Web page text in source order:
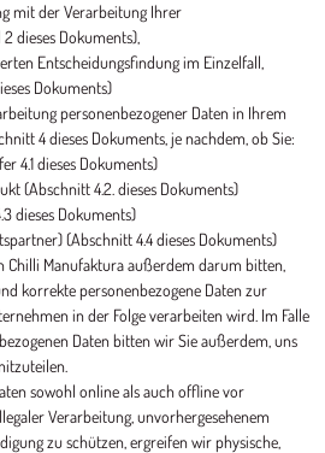
mit der Verarbeitung Ihrer
dieses Dokuments),
Entscheidungsfindung im Einzelfall,
Dokuments)
personenbezogener Daten in Ihrem
4 dieses Dokuments, je nachdem, ob Sie:
4.1 dieses Dokuments)
(Abschnitt 4.2. dieses Dokuments)
dieses Dokuments)
(Abschnitt 4.4 dieses Dokuments)
Chilli Manufaktura außerdem darum bitten,
korrekte personenbezogene Daten zur
in der Folge verarbeiten wird. Im Falle
Daten bitten wir Sie außerdem, uns
sowohl online als auch offline vor
Verarbeitung, unvorhergesehenem
zu schützen, ergreifen wir physische,